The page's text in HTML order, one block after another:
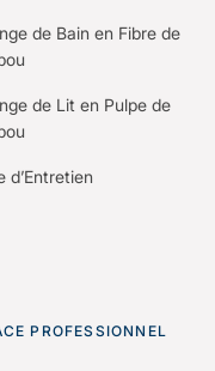
de Bain en Fibre de
de Lit en Pulpe de
d’Entretien
PROFESSIONNEL